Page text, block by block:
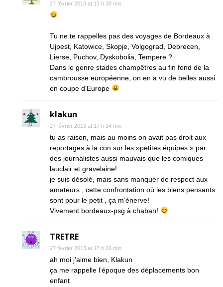
27 février 2013 at 13 h 39 min
Tu ne te rappelles pas des voyages de Bordeaux à
Ujpest, Katowice, Skopje, Volgograd, Debrecen,
Lierse, Puchov, Dyskobolia, Tempere ?
Dans le genre stades champêtres au fin fond de la
cambrousse européenne, on en a vu de belles aussi
en coupe d’Europe
klakun
27 février 2013 at 17 h 14 min
tu as raison, mais au moins on avait pas droit aux
reportages à la con sur les »petites équipes » par
des journalistes aussi mauvais que les comiques
lauclair et gravelaine!
je suis désolé, mais sans manquer de respect aux
amateurs , cette confrontation où les biens pensants
sont pour le petit , ça m’énerve!
Vivement bordeaux-psg à chaban!
TRETRE
27 février 2013 at 17 h 26 min
ah moi j’aime bien, Klakun
ça me rappelle l’époque des déplacements bon
enfant